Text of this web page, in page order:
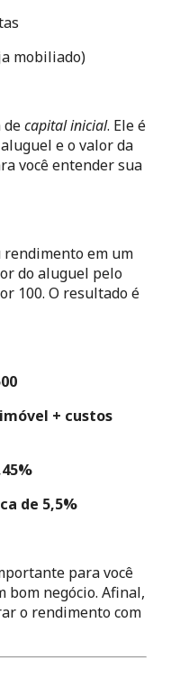
mobiliado)
de capital inicial. Ele é
e o valor da
você entender sua
em um
do aluguel pelo
100. O resultado é
+ custos
de 5,5%
para você
bom negócio. Afinal,
o rendimento com